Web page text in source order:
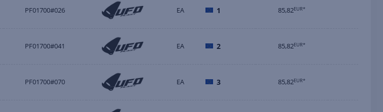
PF01700#026 EA 1 85,82EUR*
PF01700#041 EA 2 85,82EUR*
PF01700#070 EA 3 85,82EUR*